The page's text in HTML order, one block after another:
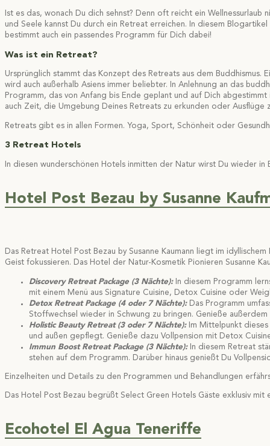
Ist es das, wonach Du dich sehnst? Denn oft reicht ein
und Seele kannst Du durch ein Retreat erreichen. In diesem
bestimmt auch ein passendes Programm für Dich dabei!
Was ist ein Retreat?
Ursprünglich stammt das Konzept des Retreats aus dem
wird auch außerhalb Asiens immer beliebter. In Anlehnung an das
Programm, das von Anfang bis Ende geplant und auf Dich
auch Zeit, die Umgebung Deines Retreats zu erkunden oder Ausflüge
Retreats gibt es in allen Formen. Yoga, Sport, Schönheit oder
3 Retreat Hotels
In diesen wunderschönen Hotels inmitten der Natur wirst Du wieder
Hotel Post Bezau by Susanne
Das Retreat Hotel Post Bezau by Susanne Kaumann liegt im
Geist fokussieren. Das Hotel der Natur-Kosmetik Pionieren Susanne
Discovery Retreat Package (3 Nächte):In diesem Programm
mit einem Menü aus Signature Cuisine, Detox Cuisine oder
Detox Retreat Package (4 oder 7 Nächte):Das Programm
Stoffwechsel wieder in Schwung zu bringen. Genieße
Holistic Beauty Retreat (3 oder 7 Nächte):Im Mittelpunkt dieses
und außen gepflegt. Genieße dazu Vollpension mit Detox
Immun Boost Retreat Package (3 Nächte):In diesem Retreat
stehen auf dem Programm. Darüber hinaus genießt Du
Einzelheiten und Details zu den Programmen und Behandlungen
Das Hotel Post Bezau begrüßt Select Green Hotels Gäste exklusiv
Ecohotel El Agua Teneriffe